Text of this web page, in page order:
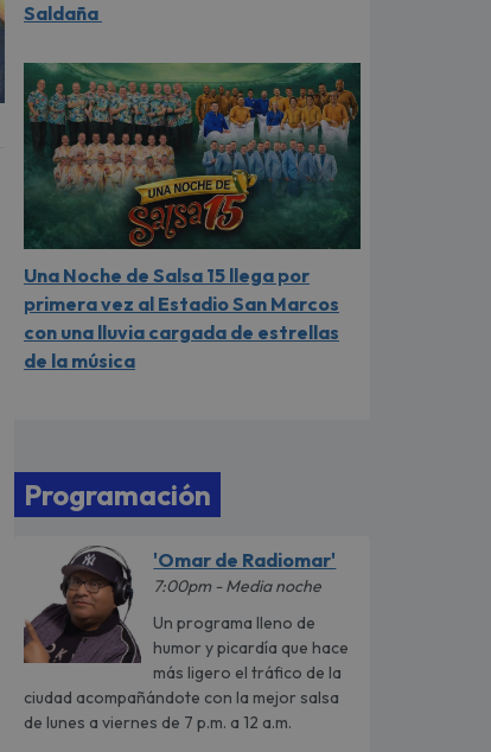
Saldaña
Una Noche de Salsa 15 llega por
primera vez al Estadio San Marcos
con una lluvia cargada de estrellas
de la música
Programación
'Omar de Radiomar'
7:00pm - Media noche
Un programa lleno de
humor y picardía que hace
más ligero el tráfico de la
ciudad acompañándote con la mejor salsa
de lunes a viernes de 7 p.m. a 12 a.m.